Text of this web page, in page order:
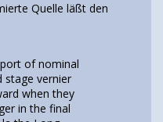
Quelle läßt den
of nominal
stage vernier
when they
in the final